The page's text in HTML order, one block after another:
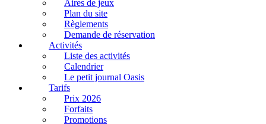
Aires de jeux
Plan du site
Règlements
Demande de réservation
Activités
Liste des activités
Calendrier
Le petit journal Oasis
Tarifs
Prix 2026
Forfaits
Promotions